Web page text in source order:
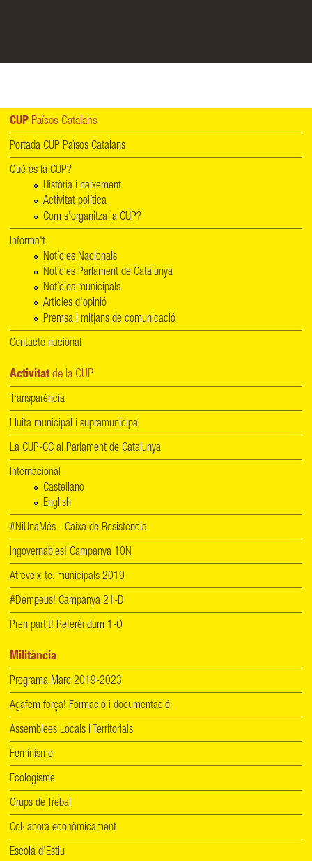
CUP Països Catalans
Portada CUP Països Catalans
Què és la CUP?
Història i naixement
Activitat política
Com s'organitza la CUP?
Informa't
Notícies Nacionals
Notícies Parlament de Catalunya
Notícies municipals
Articles d'opinió
Premsa i mitjans de comunicació
Contacte nacional
Activitat de la CUP
Transparència
Lluita municipal i supramunicipal
La CUP-CC al Parlament de Catalunya
Internacional
Castellano
English
#NiUnaMés - Caixa de Resistència
Ingovernables! Campanya 10N
Atreveix-te: municipals 2019
#Dempeus! Campanya 21-D
Pren partit! Referèndum 1-O
Militància
Programa Marc 2019-2023
Agafem força! Formació i documentació
Assemblees Locals i Territorials
Feminisme
Ecologisme
Grups de Treball
Col·labora econòmicament
Escola d'Estiu